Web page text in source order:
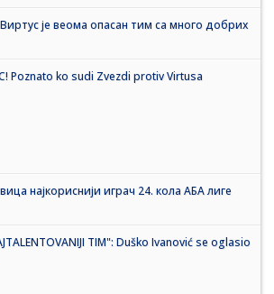
је веома опасан тим са много добрих
Poznato ko sudi Zvezdi protiv Virtusa
најкориснији играч 24. кола АБА лиге
TIM": Duško Ivanović se oglasio